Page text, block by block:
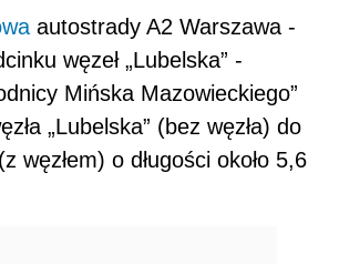
autostrady A2 Warszawa -
węzeł „Lubelska” -
Mińska Mazowieckiego”
„Lubelska” (bez węzła) do
węzłem) o długości około 5,6